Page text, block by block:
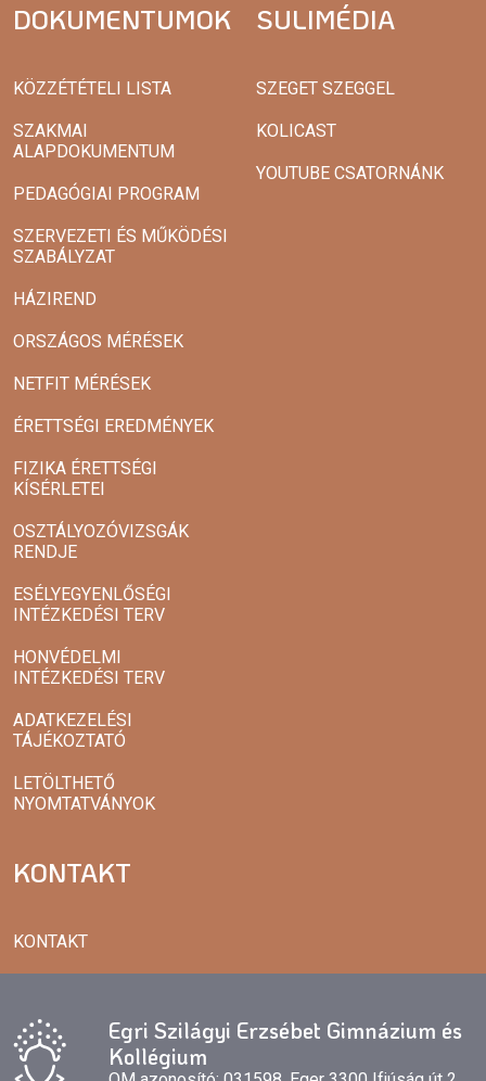
DOKUMENTUMOK
KÖZZÉTÉTELI LISTA
SZAKMAI
ALAPDOKUMENTUM
PEDAGÓGIAI PROGRAM
SZERVEZETI ÉS MŰKÖDÉSI
SZABÁLYZAT
HÁZIREND
ORSZÁGOS MÉRÉSEK
NETFIT MÉRÉSEK
ÉRETTSÉGI EREDMÉNYEK
FIZIKA ÉRETTSÉGI
KÍSÉRLETEI
OSZTÁLYOZÓVIZSGÁK
RENDJE
ESÉLYEGYENLŐSÉGI
INTÉZKEDÉSI TERV
HONVÉDELMI
INTÉZKEDÉSI TERV
ADATKEZELÉSI
TÁJÉKOZTATÓ
LETÖLTHETŐ
NYOMTATVÁNYOK
SULIMÉDIA
SZEGET SZEGGEL
KOLICAST
YOUTUBE CSATORNÁNK
KONTAKT
KONTAKT
Egri Szilágyi Erzsébet Gimnázium és
Kollégium